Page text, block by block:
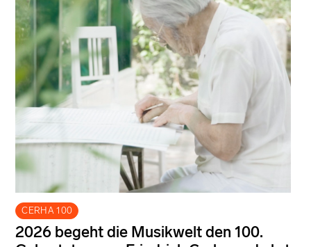
CERHA 100
2026 begeht die Musikwelt den 100.